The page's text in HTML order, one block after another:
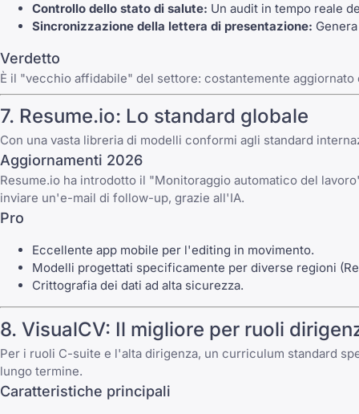
Controllo dello stato di salute: Un audit in tempo reale
Sincronizzazione della lettera di presentazione:
Verdetto
È il "vecchio affidabile" del settore: costantemente
7. Resume.io: Lo standard globale
Con una vasta libreria di modelli conformi agli standard
Aggiornamenti 2026
Resume.io ha introdotto il "Monitoraggio automatico del
inviare un'e-mail di follow-up, grazie all'IA.
Pro
Eccellente app mobile per l'editing in movimento.
Modelli progettati specificamente per diverse regioni
Crittografia dei dati ad alta sicurezza.
8. VisualCV: Il migliore per ruoli
Per i ruoli C-suite e l'alta dirigenza, un curriculum standard
lungo termine.
Caratteristiche principali